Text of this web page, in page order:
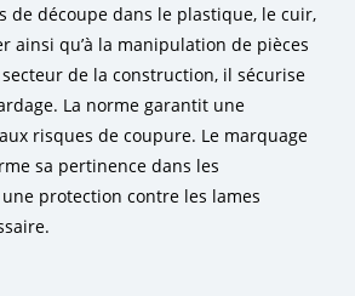
de découpe dans le plastique, le cuir,
ainsi qu’à la manipulation de pièces
de la construction, il sécurise
La norme garantit une
risques de coupure. Le marquage
sa pertinence dans les
protection contre les lames